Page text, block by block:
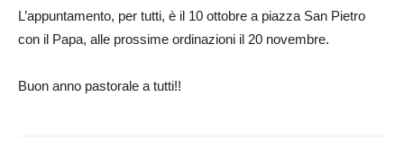
L’appuntamento, per tutti, è il 10 ottobre a piazza San Pietro
con il Papa, alle prossime ordinazioni il 20 novembre.
Buon anno pastorale a tutti!!